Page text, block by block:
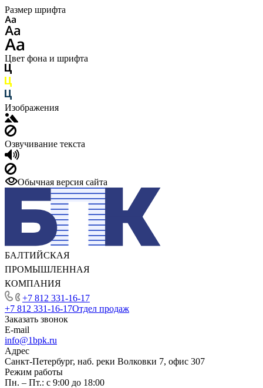
Размер шрифта
Цвет фона и шрифта
Изображения
Озвучивание текста
Обычная версия сайта
БАЛТИЙСКАЯ
ПРОМЫШЛЕННАЯ
КОМПАНИЯ
+7 812 331-16-17
+7 812 331-16-17Отдел продаж
Заказать звонок
E-mail
info@1bpk.ru
Адрес
Санкт-Петербург, наб. реки Волковки 7, офис 307
Режим работы
Пн. – Пт.: с 9:00 до 18:00